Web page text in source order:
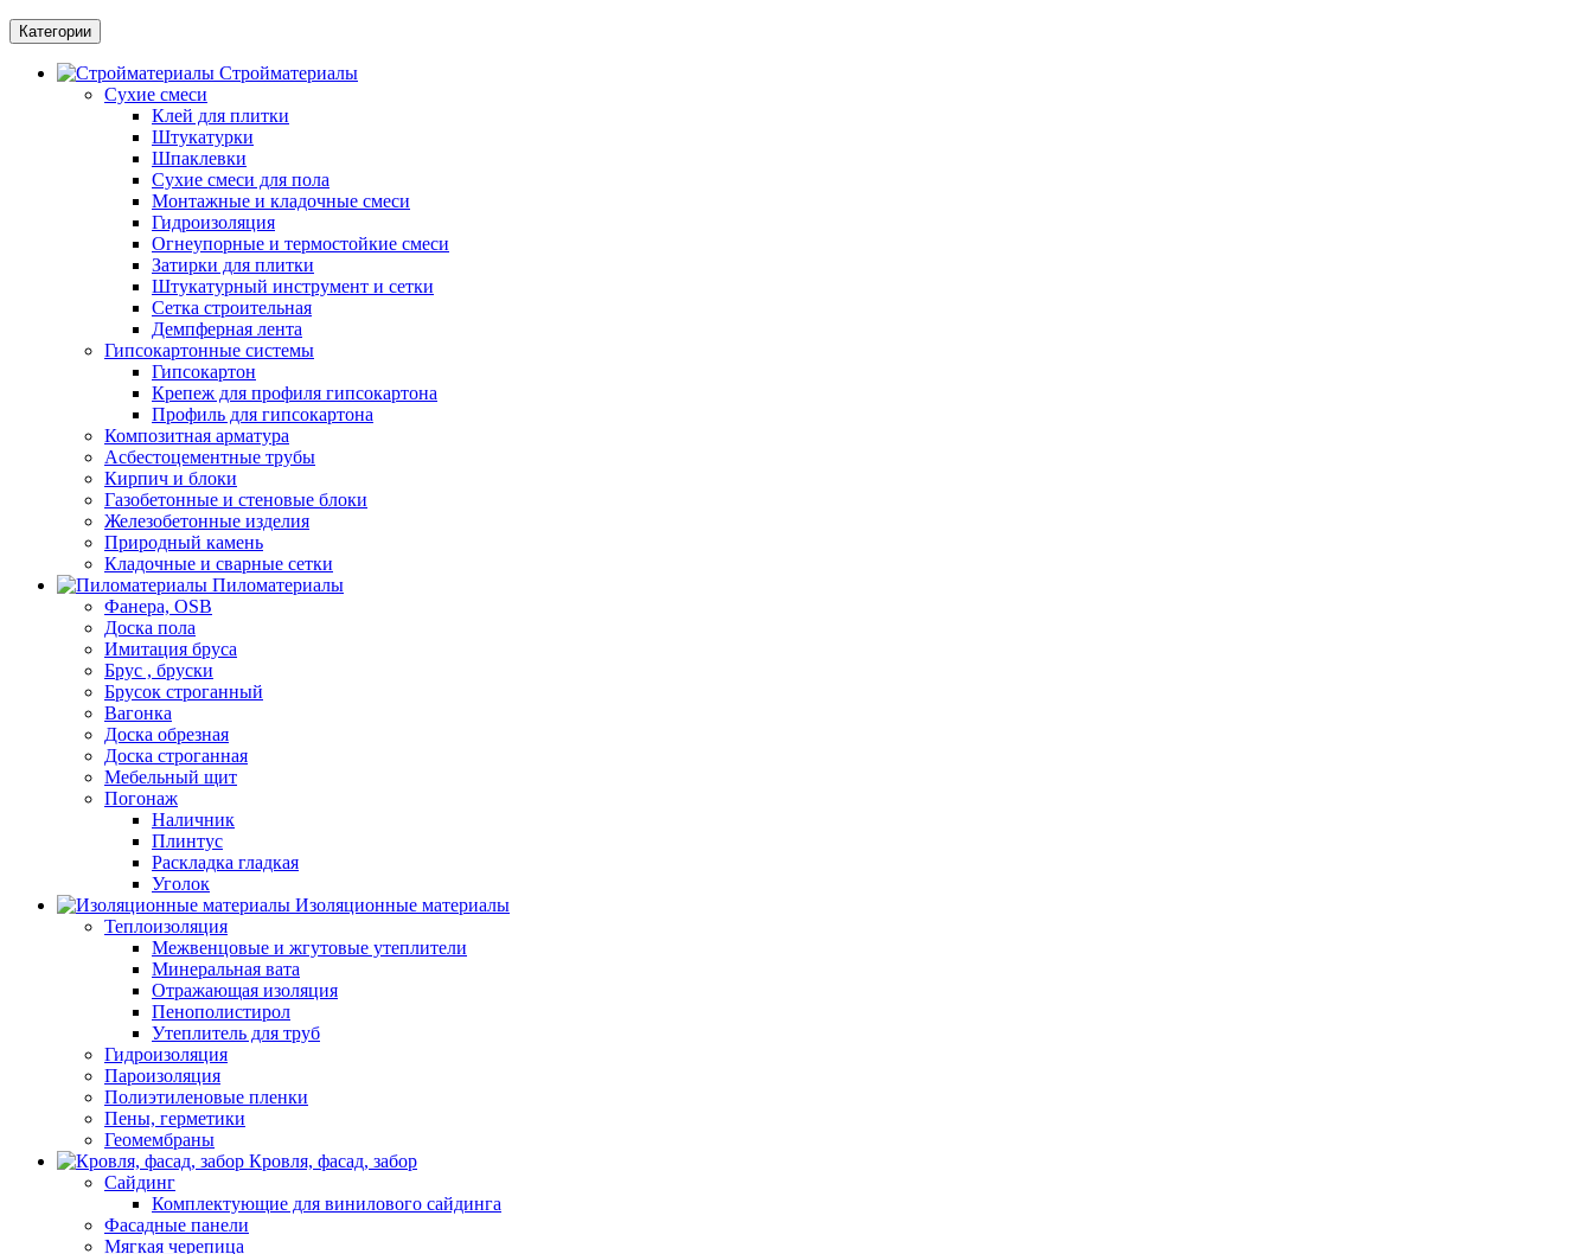
Категории
Стройматериалы
Сухие смеси
Клей для плитки
Штукатурки
Шпаклевки
Сухие смеси для пола
Монтажные и кладочные смеси
Гидроизоляция
Oгнеупорные и термостойкие смеси
Затирки для плитки
Штукатурный инструмент и сетки
Cетка строительная
Демпферная лента
Гипсокартонные системы
Гипсокартон
Крепеж для профиля гипсокартона
Профиль для гипсокартона
Композитная арматура
Асбестоцементные трубы
Кирпич и блоки
Газобетонные и стеновые блоки
Железобетонные изделия
Природный камень
Кладочные и сварные сетки
Пиломатериалы
Фанера, OSB
Доска пола
Имитация бруса
Брус , бруски
Брусок строганный
Вагонка
Доска обрезная
Доска строганная
Мебельный щит
Погонаж
Наличник
Плинтус
Раскладка гладкая
Уголок
Изоляционные материалы
Теплоизоляция
Межвенцовые и жгутовые утеплители
Минеральная вата
Отражающая изоляция
Пенополистирол
Утеплитель для труб
Гидроизоляция
Пароизоляция
Полиэтиленовые пленки
Пены, герметики
Геомембраны
Кровля, фасад, забор
Сайдинг
Комплектующие для винилового сайдинга
Фасадные панели
Мягкая черепица